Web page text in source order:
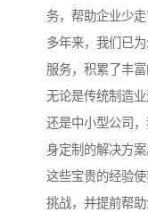
务，帮助企业少
多年来，我们已
服务，积累了丰
无论是传统制造
还是中小型公司
身定制的解决方案
这些宝贵的经验
挑战，并提前帮助